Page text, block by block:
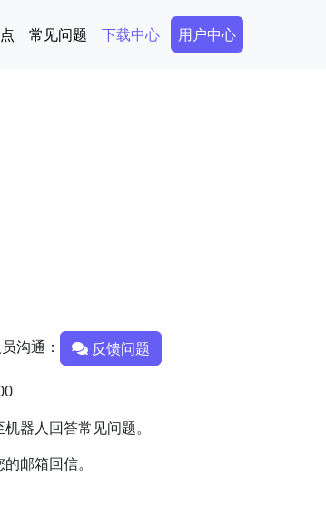
常见问题 下载中心 Secondary Menu
用户中心
沟通： 反馈问题
器人回答常见问题。
邮箱回信。